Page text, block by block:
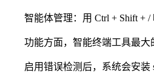
智能体管理：用 Ctrl + Shift + /
功能方面，智能终端工具最大的
启用错误检测后，系统会安装